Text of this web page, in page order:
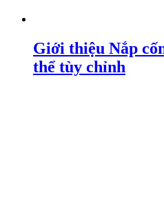
Giới thiệu Nắp
thể tùy chỉnh